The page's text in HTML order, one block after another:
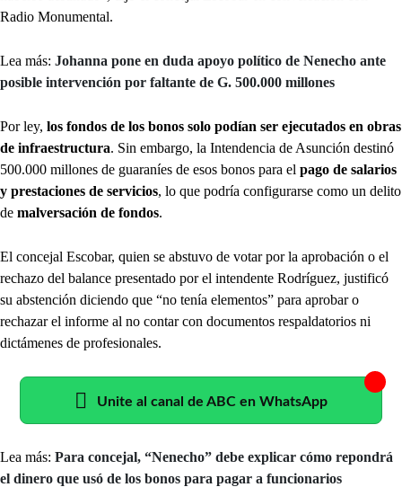
Radio Monumental.
Lea más: Johanna pone en duda apoyo político de Nenecho ante
posible intervención por faltante de G. 500.000 millones
Por ley, los fondos de los bonos solo podían ser ejecutados en obras
de infraestructura. Sin embargo, la Intendencia de Asunción destinó
500.000 millones de guaraníes de esos bonos para el pago de salarios
y prestaciones de servicios, lo que podría configurarse como un delito
de malversación de fondos.
El concejal Escobar, quien se abstuvo de votar por la aprobación o el
rechazo del balance presentado por el intendente Rodríguez, justificó
su abstención diciendo que “no tenía elementos” para aprobar o
rechazar el informe al no contar con documentos respaldatorios ni
dictámenes de profesionales.
Unite al canal de ABC en WhatsApp
Lea más: Para concejal, “Nenecho” debe explicar cómo repondrá
el dinero que usó de los bonos para pagar a funcionarios